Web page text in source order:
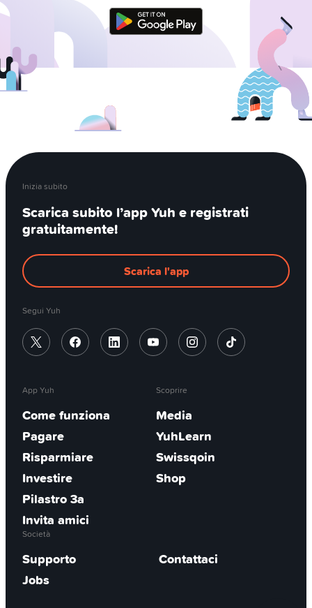
Inizia subito
Scarica subito l’app Yuh e registrati
gratuitamente!
Scarica l'app
Segui Yuh
App Yuh
Come funziona
Pagare
Risparmiare
Investire
Pilastro 3a
Invita amici
Scoprire
Media
YuhLearn
Swissqoin
Shop
Società
Supporto
Contattaci
Jobs